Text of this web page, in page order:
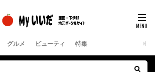
グルメ ビューティ 特集